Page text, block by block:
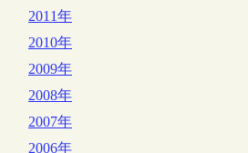
2011年
2010年
2009年
2008年
2007年
2006年